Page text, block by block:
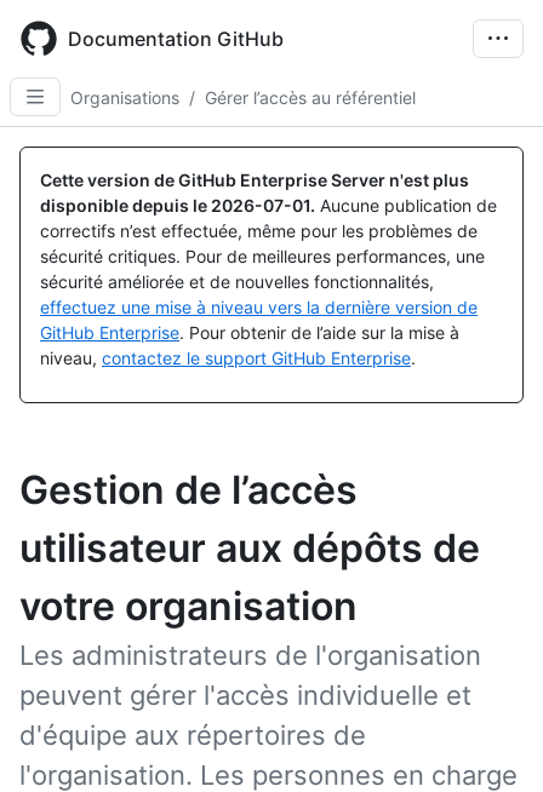
main
content
Documentation GitHub
Organisations / Gérer l’accès au référentiel
Cette version de GitHub Enterprise Server n'est plus
disponible depuis le 2026-07-01. Aucune publication de
correctifs n’est effectuée, même pour les problèmes de
sécurité critiques. Pour de meilleures performances, une
sécurité améliorée et de nouvelles fonctionnalités,
effectuez une mise à niveau vers la dernière version de
GitHub Enterprise. Pour obtenir de l’aide sur la mise à
niveau, contactez le support GitHub Enterprise.
Gestion de l’accès
utilisateur aux dépôts de
votre organisation
Les administrateurs de l'organisation
peuvent gérer l'accès individuelle et
d'équipe aux répertoires de
l'organisation. Les personnes en charge